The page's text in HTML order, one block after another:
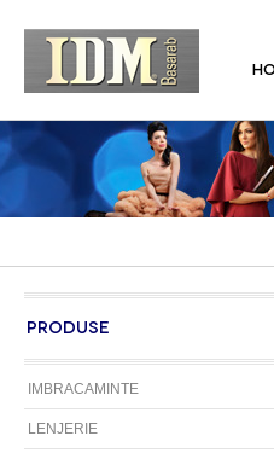
PRODUSE
IMBRACAMINTE
LENJERIE